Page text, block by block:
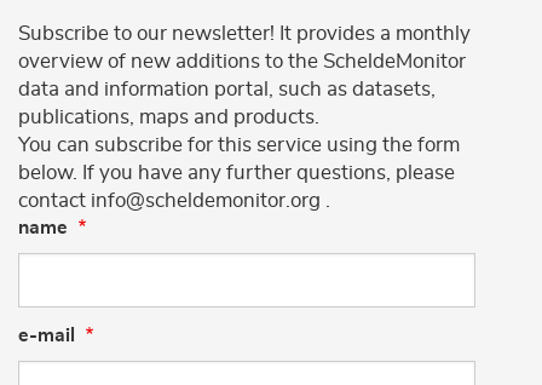
Subscribe to our newsletter! It provides a monthly
overview of new additions to the ScheldeMonitor
data and information portal, such as datasets,
publications, maps and products.
You can subscribe for this service using the form
below. If you have any further questions, please
contact info@scheldemonitor.org .
name
e-mail